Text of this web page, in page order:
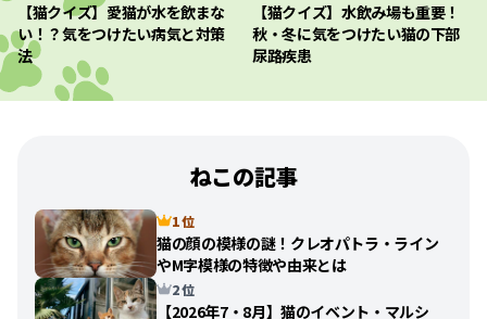
【猫クイズ】愛猫が水を飲まな
い！？気をつけたい病気と対策
法
【猫クイズ】水飲み場も重要！
秋・冬に気をつけたい猫の下部
尿路疾患
ねこの記事
1 位
猫の顔の模様の謎！クレオパトラ・ライン
やM字模様の特徴や由来とは
2 位
【2026年7・8月】猫のイベント・マルシ